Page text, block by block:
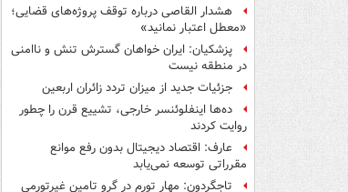
هشدار القاصی درباره توقف پروژه‌های قضایی؛
«معطل اعتبار نمانید»
پزشکیان: ایران خواهان گسترش تنش و ناامنی
در منطقه نیست
جزئیات جدید از میزان تردد زائران اربعین
ده‌ها اینفلوئنسر خارجی، تشییع قرن را چطور
روایت کردند
عارف: اقتصاد دیجیتال بدون رفع موانع
مقرراتی توسعه نمی‌یابد
تاجگردون: مهار تورم در گرو تامین غیرتورمی